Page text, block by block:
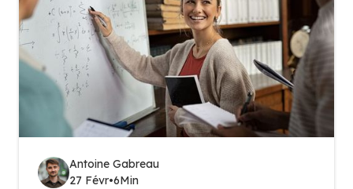
Antoine Gabreau
27 Févr•6Min